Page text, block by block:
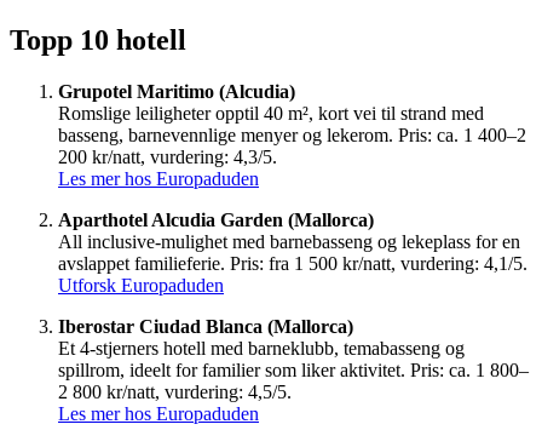
Topp 10 hotell
Grupotel Maritimo (Alcudia)
Romslige leiligheter opptil 40 m², kort vei til strand med
basseng, barnevennlige menyer og lekerom. Pris: ca. 1 400–2
200 kr/natt, vurdering: 4,3/5.
Les mer hos Europaduden
Aparthotel Alcudia Garden (Mallorca)
All inclusive-mulighet med barnebasseng og lekeplass for en
avslappet familieferie. Pris: fra 1 500 kr/natt, vurdering: 4,1/5.
Utforsk Europaduden
Iberostar Ciudad Blanca (Mallorca)
Et 4-stjerners hotell med barneklubb, temabasseng og
spillrom, ideelt for familier som liker aktivitet. Pris: ca. 1 800–
2 800 kr/natt, vurdering: 4,5/5.
Les mer hos Europaduden